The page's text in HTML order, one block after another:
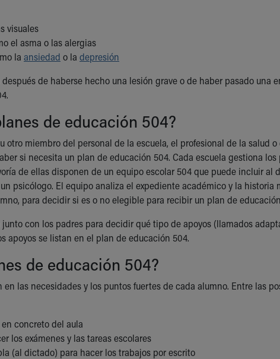
visuales
el asma o las alergias
la ansiedad o la depresión
de haberse hecho una lesión grave o de haber pasado una
de educación 504?
otro miembro del personal de la escuela, el profesional de la salud
si necesita un plan de educación 504. Cada escuela gestiona
de ellas disponen de un equipo escolar 504 que puede incluir al
psicólogo. El equipo analiza el expediente académico y la historia
para decidir si es o no elegible para recibir un plan de
con los padres para decidir qué tipo de apoyos (llamados
apoyos se listan en el plan de educación 504.
de educación 504?
las necesidades y los puntos fuertes de cada alumno. Entre las
concreto del aula
los exámenes y las tareas escolares
(al dictado) para hacer los trabajos por escrito